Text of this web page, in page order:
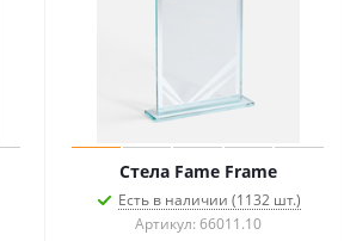
Стела Fame Frame
Есть в наличии (1132 шт.)
Артикул: 66011.10